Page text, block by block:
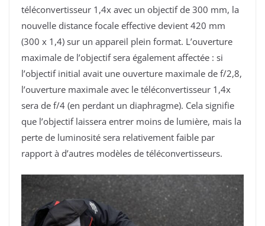
téléconvertisseur 1,4x avec un objectif de 300 mm, la
nouvelle distance focale effective devient 420 mm
(300 x 1,4) sur un appareil plein format. L’ouverture
maximale de l’objectif sera également affectée : si
l’objectif initial avait une ouverture maximale de f/2,8,
l’ouverture maximale avec le téléconvertisseur 1,4x
sera de f/4 (en perdant un diaphragme). Cela signifie
que l’objectif laissera entrer moins de lumière, mais la
perte de luminosité sera relativement faible par
rapport à d’autres modèles de téléconvertisseurs.